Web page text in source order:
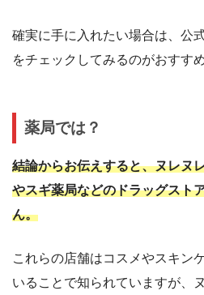
確実に手に入れたい場合は、公
をチェックしてみるのがおすす
薬局では？
結論からお伝えすると、ヌレヌ
やスギ薬局などのドラッグスト
ん。
これらの店舗はコスメやスキン
いることで知られていますが、